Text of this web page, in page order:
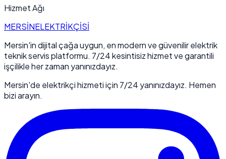
Hizmet Ağı
MERSİNELEKTRİKÇİSİ
Mersin'in dijital çağa uygun, en modern ve güvenilir elektrik
teknik servis platformu. 7/24 kesintisiz hizmet ve garantili
işçilikle her zaman yanınızdayız.
Mersin'de elektrikçi hizmeti için 7/24 yanınızdayız. Hemen
bizi arayın.